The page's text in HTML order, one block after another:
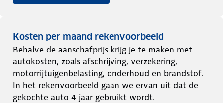
Kosten per maand rekenvoorbeeld
Behalve de aanschafprijs krijg je te maken met
autokosten, zoals afschrijving, verzekering,
motorrijtuigenbelasting, onderhoud en brandstof.
In het rekenvoorbeeld gaan we ervan uit dat de
gekochte auto 4 jaar gebruikt wordt.